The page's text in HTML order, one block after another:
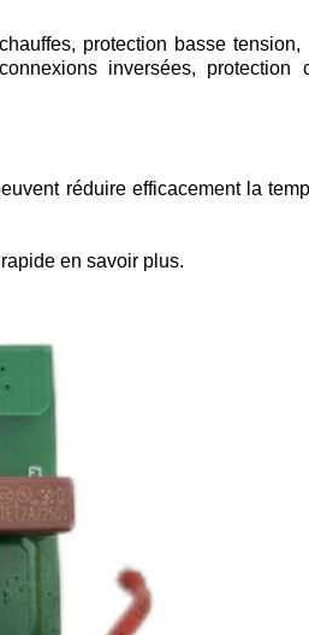
protection basse tension,
inversées, protection
réduire efficacement la
en savoir plus.